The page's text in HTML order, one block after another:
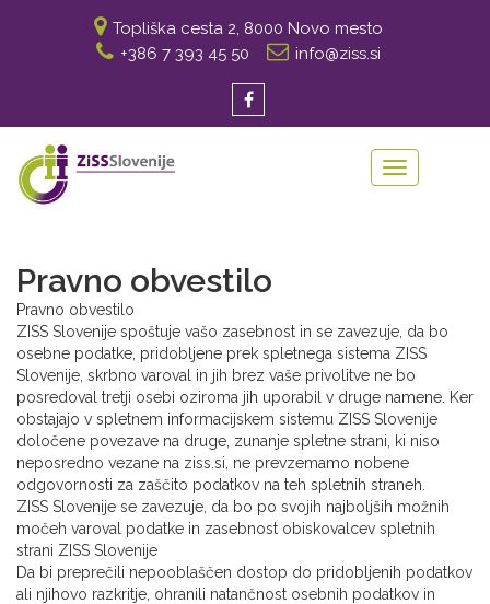
Topliška cesta 2, 8000 Novo mesto
+386 7 393 45 50
info@ziss.si
Toggle
Pravno obvestilo
Pravno obvestilo
ZISS Slovenije spoštuje vašo zasebnost in se zavezuje, da bo
osebne podatke, pridobljene prek spletnega sistema ZISS
Slovenije, skrbno varoval in jih brez vaše privolitve ne bo
posredoval tretji osebi oziroma jih uporabil v druge namene. Ker
obstajajo v spletnem informacijskem sistemu ZISS Slovenije
določene povezave na druge, zunanje spletne strani, ki niso
neposredno vezane na ziss.si, ne prevzemamo nobene
odgovornosti za zaščito podatkov na teh spletnih straneh.
ZISS Slovenije se zavezuje, da bo po svojih najboljših možnih
močeh varoval podatke in zasebnost obiskovalcev spletnih
strani ZISS Slovenije
Da bi preprečili nepooblaščen dostop do pridobljenih podatkov
ali njihovo razkritje, ohranili natančnost osebnih podatkov in